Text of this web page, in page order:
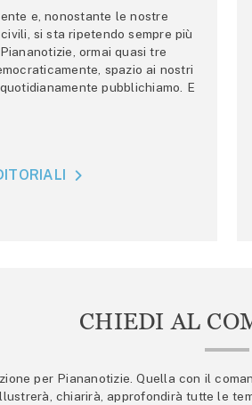
e, nonostante le nostre
si sta ripetendo sempre più
ormai quasi tre
spazio ai nostri
pubblichiamo. E
CHIEDI AL
per Piananotizie. Quella con il
chiarirà, approfondirà tutte le